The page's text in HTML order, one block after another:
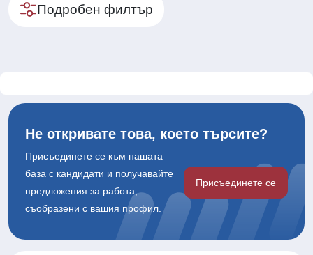
Подробен филтър
Не откривате това, което търсите?
Присъединете се към нашата
база с кандидати и получавайте
предложения за работа,
съобразени с вашия профил.
Присъединете се